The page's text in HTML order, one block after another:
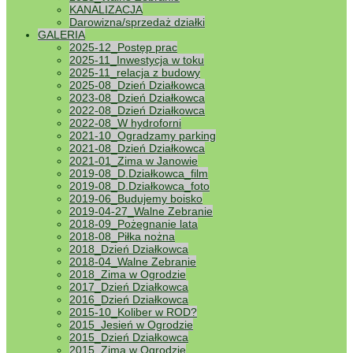
KANALIZACJA
Darowizna/sprzedaż działki
GALERIA
2025-12_Postęp prac
2025-11_Inwestycja w toku
2025-11_relacja z budowy
2025-08_Dzień Działkowca
2023-08_Dzień Działkowca
2022-08_Dzień Działkowca
2022-08_W hydroforni
2021-10_Ogradzamy parking
2021-08_Dzień Działkowca
2021-01_Zima w Janowie
2019-08_D.Działkowca_film
2019-08_D.Działkowca_foto
2019-06_Budujemy boisko
2019-04-27_Walne Zebranie
2018-09_Pożegnanie lata
2018-08_Piłka nożna
2018_Dzień Działkowca
2018-04_Walne Zebranie
2018_Zima w Ogrodzie
2017_Dzień Działkowca
2016_Dzień Działkowca
2015-10_Koliber w ROD?
2015_Jesień w Ogrodzie
2015_Dzień Działkowca
2015_Zima w Ogrodzie